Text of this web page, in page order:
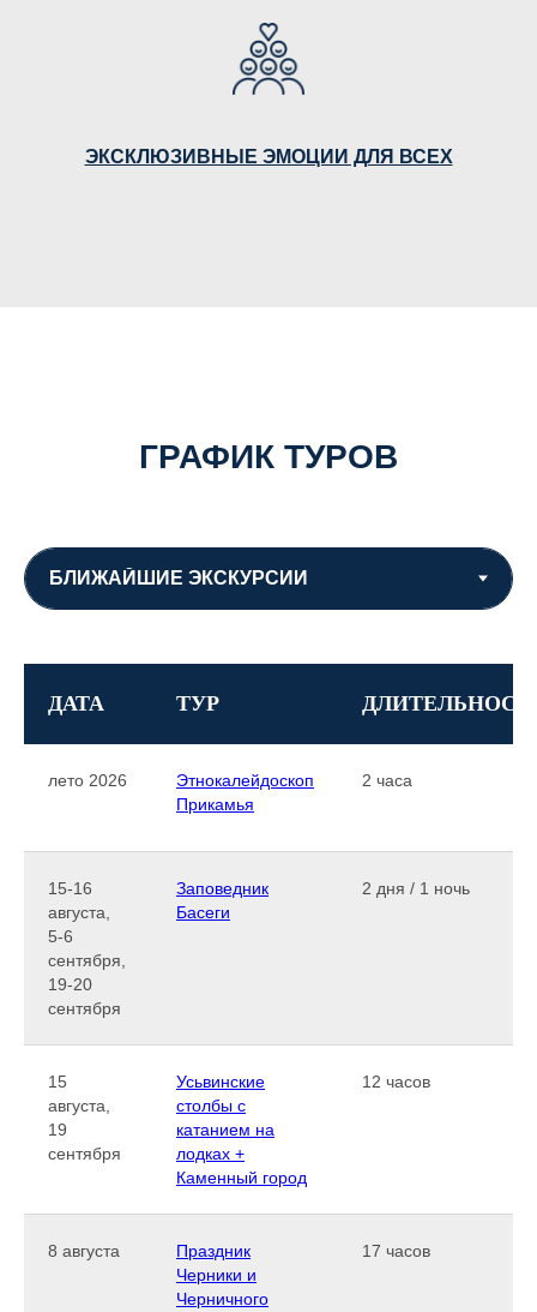
ЭКСКЛЮЗИВНЫЕ ЭМОЦИИ ДЛЯ ВСЕХ
ГРАФИК ТУРОВ
ДАТА ТУР
лето 2026
Этнокалейдоскоп
Прикамья
2 часа
15-16
августа,
5-6
сентября,
19-20
сентября
Заповедник
Басеги
2 дня / 1 ночь
15
августа,
19
сентября
Усьвинские
столбы с
катанием на
лодках +
Каменный город
12 часов
8 августа
Праздник
Черники и
Черничного
17 часов